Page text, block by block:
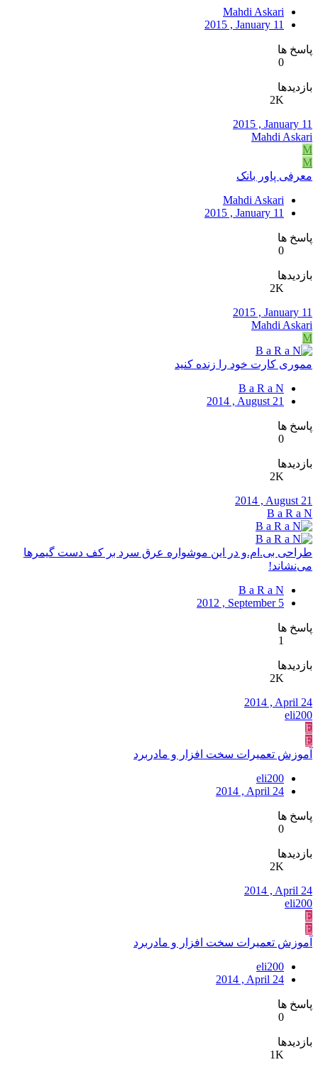
Mahdi Askari
2015 , January 11
پاسخ ها
0
بازدیدها
2K
2015 , January 11
Mahdi Askari
M
M
معرفی پاور بانک
Mahdi Askari
2015 , January 11
پاسخ ها
0
بازدیدها
2K
2015 , January 11
Mahdi Askari
M
مموری‌ کارت خود را زنده کنید
B a R a N
2014 , August 21
پاسخ ها
0
بازدیدها
2K
2014 , August 21
B a R a N
طراحی بی.ام.و در این موشواره عرق سرد بر کف دست گیمرها
می‌نشاند!
B a R a N
2012 , September 5
پاسخ ها
1
بازدیدها
2K
2014 , April 24
eli200
E
E
آموزش تعمیرات سخت افزار و مادربرد
eli200
2014 , April 24
پاسخ ها
0
بازدیدها
2K
2014 , April 24
eli200
E
E
آموزش تعمیرات سخت افزار و مادربرد
eli200
2014 , April 24
پاسخ ها
0
بازدیدها
1K